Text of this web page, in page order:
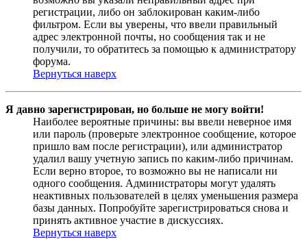
регистрации, либо он заблокирован каким-либо
фильтром. Если вы уверены, что ввели правильный
адрес электронной почты, но сообщения так и не
получили, то обратитесь за помощью к администратору
форума.
Вернуться наверх
Я давно зарегистрирован, но больше не могу войти!
Наиболее вероятные причины: вы ввели неверное имя
или пароль (проверьте электронное сообщение, которое
пришло вам после регистрации), или администратор
удалил вашу учетную запись по каким-либо причинам.
Если верно второе, то возможно вы не написали ни
одного сообщения. Администраторы могут удалять
неактивных пользователей в целях уменьшения размера
базы данных. Попробуйте зарегистрироваться снова и
принять активное участие в дискуссиях.
Вернуться наверх